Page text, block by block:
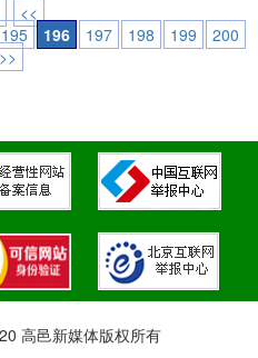
<<
195 196 197 198 199
200
>>
高邑新媒体版权所有